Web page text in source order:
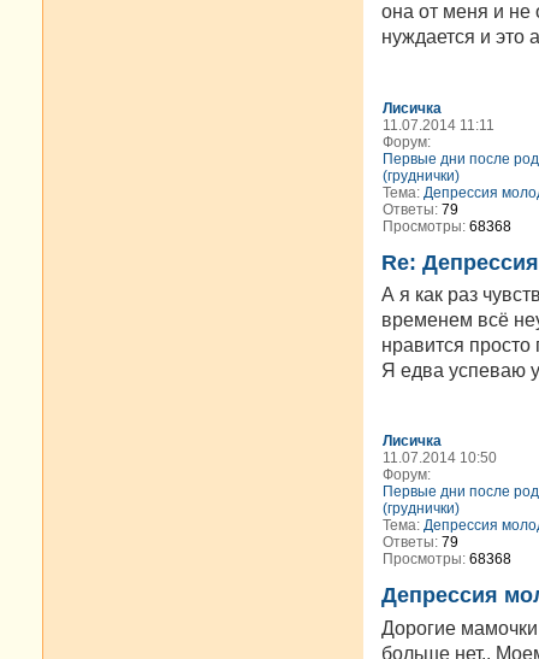
она от меня и не
нуждается и это
Лисичка
11.07.2014 11:11
Форум:
Первые дни после
(груднички)
Тема: Депрессия
Ответы: 79
Просмотры: 68368
Re:
А я как раз
временем всё
нравится
Я едва успеваю
Лисичка
11.07.2014 10:50
Форум:
Первые дни после
(груднички)
Тема: Депрессия
Ответы: 79
Просмотры: 68368
Депрессия
Дорогие
больше нет..